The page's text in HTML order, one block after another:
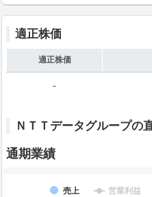
適正株価
適正株価
-
ＮＴＴデータグループの
通期業績
売上 営業利益